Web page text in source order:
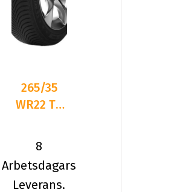
265/35
WR22 TL
PIL ALPIN
5 SUV XL
8
Arbetsdagars
Leverans.